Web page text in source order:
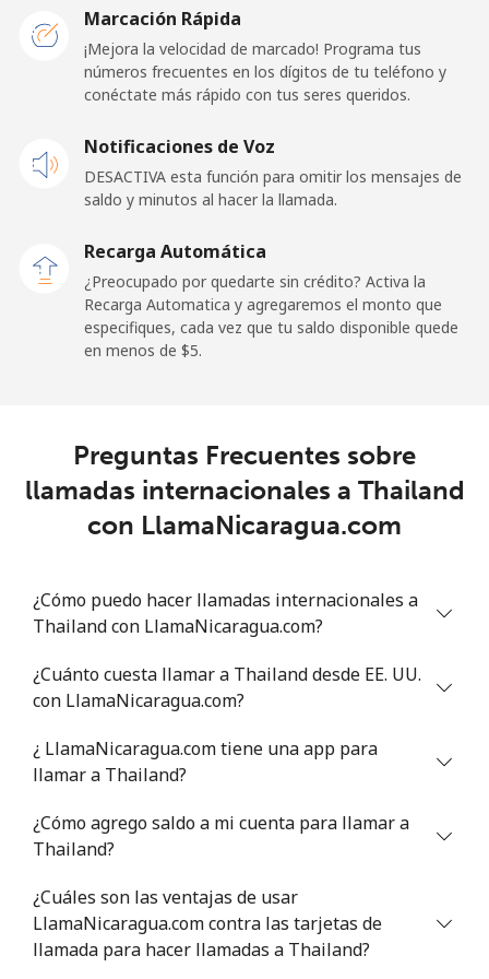
Togo
Línea fija ⁦42.5¢⁩ 23 min por ⁦$10⁩ -
Tokelau
country
⁦217.5¢⁩
Tonga
Trinidad And Tobago
Celular ⁦22.5¢⁩ 44 min por ⁦$10⁩
⁦104.5¢⁩
Celular ⁦103.9¢⁩
Turkey
Línea fija ⁦4.9¢⁩
Celular ⁦29.9¢⁩ 33 min por ⁦$10⁩
Marcación Rápida
¡Mejora la velocidad de marcado! Programa tus
números frecuentes en los dígitos de tu teléfono y
conéctate más rápido con tus seres queridos.
Notificaciones de Voz
DESACTIVA esta función para omitir los mensajes de
saldo y minutos al hacer la llamada.
Recarga Automática
¿Preocupado por quedarte sin crédito? Activa la
Recarga Automatica y agregaremos el monto que
especifiques, cada vez que tu saldo disponible quede
en menos de ⁦$5⁩.
Preguntas Frecuentes sobre
llamadas internacionales a Thailand
con LlamaNicaragua.com
¿Cómo puedo hacer llamadas internacionales a
Thailand con LlamaNicaragua.com?
¿Cuánto cuesta llamar a Thailand desde EE. UU.
con LlamaNicaragua.com?
¿ LlamaNicaragua.com tiene una app para
llamar a Thailand?
¿Cómo agrego saldo a mi cuenta para llamar a
Thailand?
¿Cuáles son las ventajas de usar
LlamaNicaragua.com contra las tarjetas de
llamada para hacer llamadas a Thailand?